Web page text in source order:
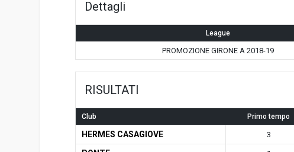
Dettagli
League
PROMOZIONE GIRONE A 2018-19
RISULTATI
Club Primo tempo
HERMES CASAGIOVE 3